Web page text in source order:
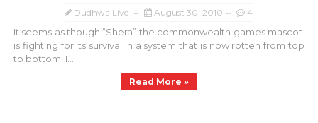
Dudhwa Live August 30, 2010 4
It seems as though “Shera” the commonwealth games mascot
is fighting for its survival in a system that is now rotten from top
to bottom. I...
Read More »